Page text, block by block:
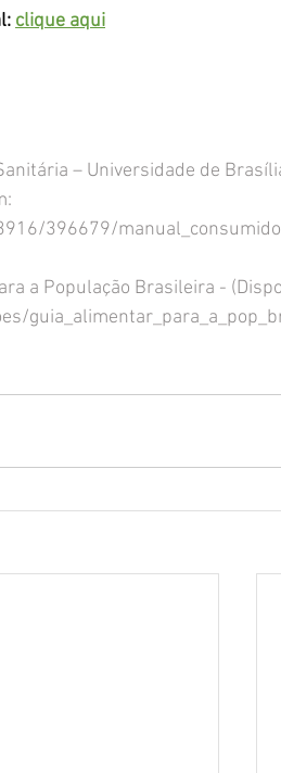
clique aqui
– Universidade de
396679/
a População Brasileira -